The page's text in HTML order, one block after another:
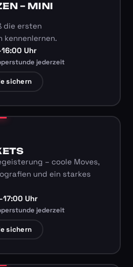
– MINI
die ersten
kennenlernen.
Uhr
jederzeit
sichern
– coole Moves,
und ein starkes
Uhr
jederzeit
sichern